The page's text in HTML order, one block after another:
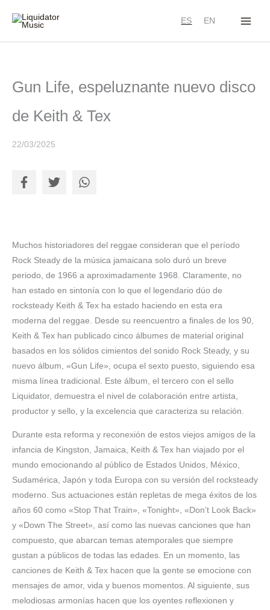
ES EN
Gun Life, espeluznante nuevo disco
de Keith & Tex
22/03/2025
Muchos historiadores del reggae consideran que el período
Rock Steady de la música jamaicana solo duró un breve
periodo, de 1966 a aproximadamente 1968. Claramente, no
han estado en sintonía con lo que el legendario dúo de
rocksteady Keith & Tex ha estado haciendo en esta era
moderna del reggae. Desde su reencuentro a finales de los 90,
Keith & Tex han publicado cinco álbumes de material original
basados ​​en los sólidos cimientos del sonido Rock Steady, y su
nuevo álbum, «Gun Life», ocupa el sexto puesto, siguiendo esa
misma línea tradicional. Este álbum, el tercero con el sello
Liquidator, demuestra el nivel de colaboración entre artista,
productor y sello, y la excelencia que caracteriza su relación.
Durante esta reforma y reconexión de estos viejos amigos de la
infancia de Kingston, Jamaica, Keith & Tex han viajado por el
mundo emocionando al público de Estados Unidos, México,
Sudamérica, Japón y toda Europa con su versión del rocksteady
moderno. Sus actuaciones están repletas de mega éxitos de los
años 60 como «Stop That Train», «Tonight», «Don’t Look Back»
y «Down The Street», así como las nuevas canciones que han
compuesto, que abarcan temas atemporales que siempre
gustan a públicos de todas las edades. En un momento, las
canciones de Keith & Tex hacen que la gente se emocione con
mensajes de amor, vida y buenos momentos. Al siguiente, sus
melodiosas armonías hacen que los oyentes reflexionen y